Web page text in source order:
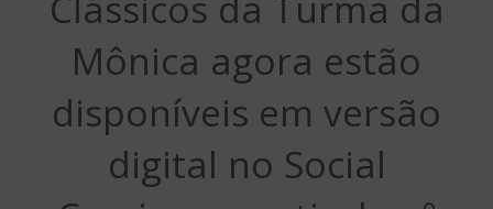
Mônica agora estão
disponíveis em versão
digital no Social